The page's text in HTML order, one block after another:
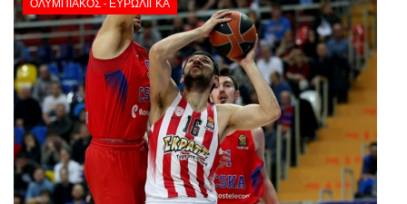
ΟΛΥΜΠΙΑΚΌΣ - ΕΥΡΩΛΊΓΚΑ